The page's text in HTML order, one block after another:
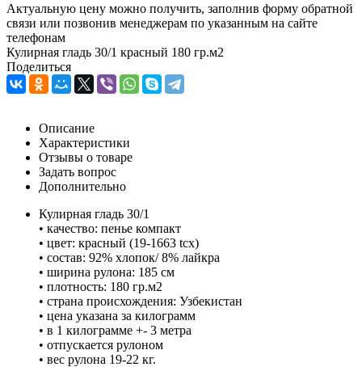
Актуальную цену можно получить, заполнив форму обратной
связи или позвонив менеджерам по указанным на сайте
телефонам
Кулирная гладь 30/1 красный 180 гр.м2
Поделиться
Описание
Характеристики
Отзывы о товаре
Задать вопрос
Дополнительно
Кулирная гладь 30/1
• качество: пенье компакт
• цвет: красный (19-1663 tcx)
• состав: 92% хлопок/ 8% лайкра
• ширина рулона: 185 см
• плотность: 180 гр.м2
• страна происхождения: Узбекистан
• цена указана за килограмм
• в 1 килограмме +- 3 метра
• отпускается рулоном
• вес рулона 19-22 кг.